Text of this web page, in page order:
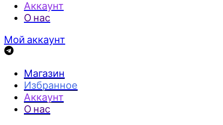
Аккаунт
О нас
Мой аккаунт
Магазин
Избранное
Аккаунт
О нас